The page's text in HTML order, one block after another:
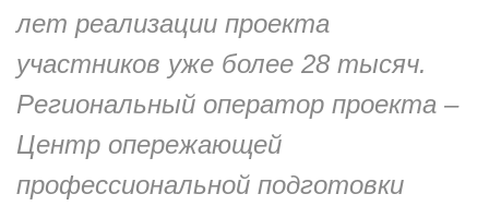
лет реализации проекта
участников уже более 28 тысяч.
Региональный оператор проекта –
Центр опережающей
профессиональной подготовки